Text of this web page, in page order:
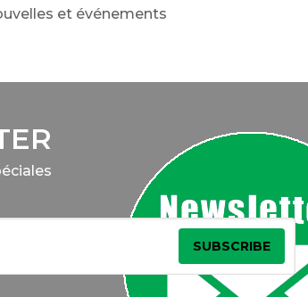
et événements